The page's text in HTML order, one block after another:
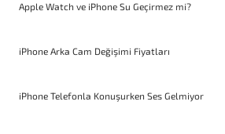
Apple Watch ve iPhone Su Geçirmez mi?
iPhone Arka Cam Değişimi Fiyatları
iPhone Telefonla Konuşurken Ses Gelmiyor